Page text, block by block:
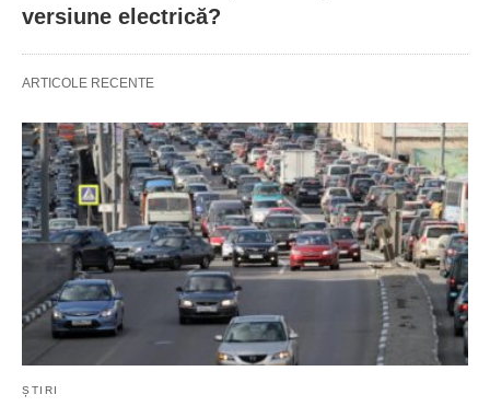
versiune electrică?
ARTICOLE RECENTE
ȘTIRI